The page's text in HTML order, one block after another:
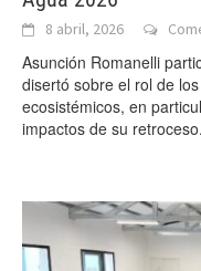
8 abril, 2026
Asunción Romanelli
disertó sobre el rol de
ecosistémicos, en
impactos de su retroceso.